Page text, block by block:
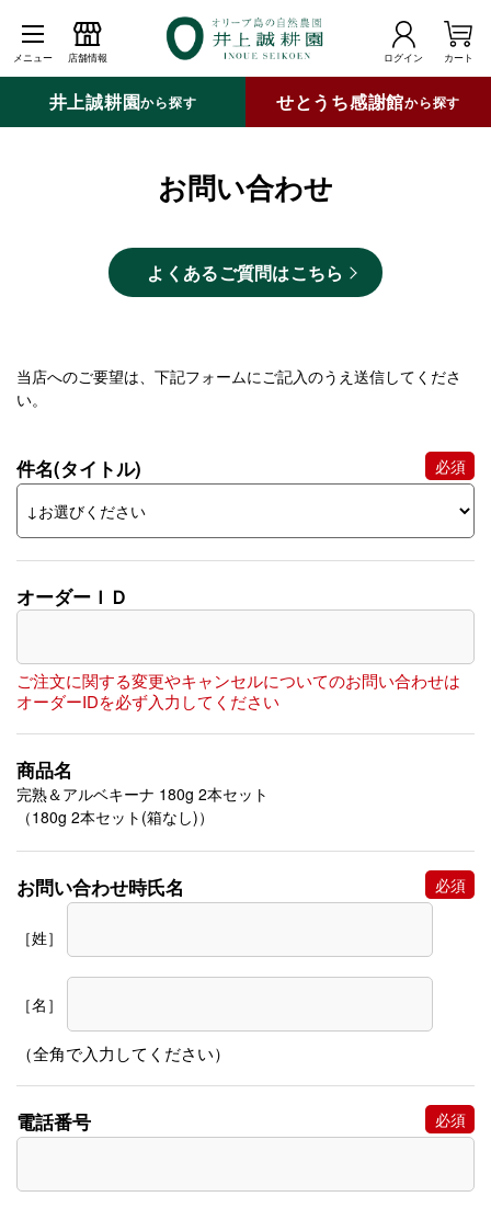
メニュー 店舗情報 ログイン カート
井上誠耕園から探す せとうち感謝館から探す
お問い合わせ
よくあるご質問はこちら
当店へのご要望は、下記フォームにご記入のうえ送信してくださ
い。
件名(タイトル)
オーダーＩＤ
ご注文に関する変更やキャンセルについてのお問い合わせは
オーダーIDを必ず入力してください
商品名
完熟＆アルベキーナ 180g 2本セット
（180g 2本セット(箱なし)）
お問い合わせ時氏名
［姓］
［名］
（全角で入力してください）
電話番号